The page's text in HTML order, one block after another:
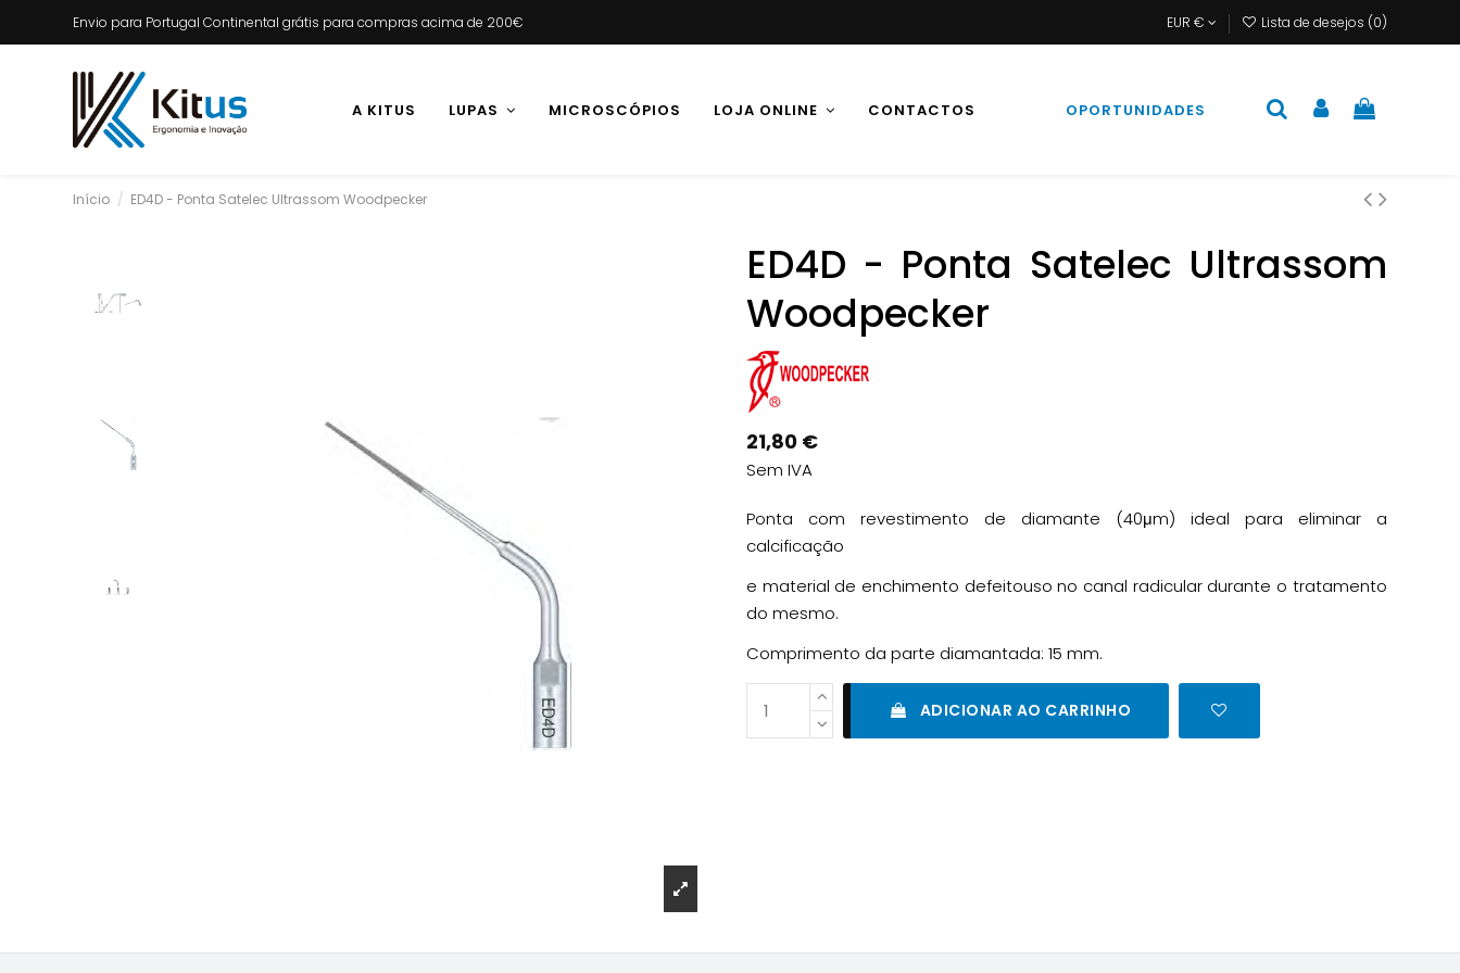
Envio para Portugal Continental grátis para compras acima de 200€ EUR € Lista de desejos (0)
A KITUS LUPAS MICROSCÓPIOS LOJA ONLINE CONTACTOS OPORTUNIDADES
Início ED4D - Ponta Satelec Ultrassom Woodpecker
ED4D - Ponta Satelec Ultrassom
Woodpecker
21,80 €
Sem IVA
Ponta com revestimento de diamante (40μm) ideal para eliminar a
calcificação
e material de enchimento defeitouso no canal radicular durante o tratamento
do mesmo.
Comprimento da parte diamantada: 15 mm.
ADICIONAR AO CARRINHO